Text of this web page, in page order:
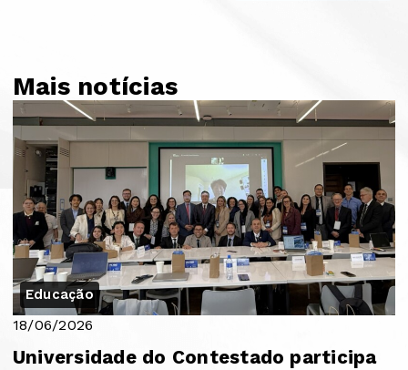
Mais notícias
Educação
18/06/2026
Universidade do Contestado participa